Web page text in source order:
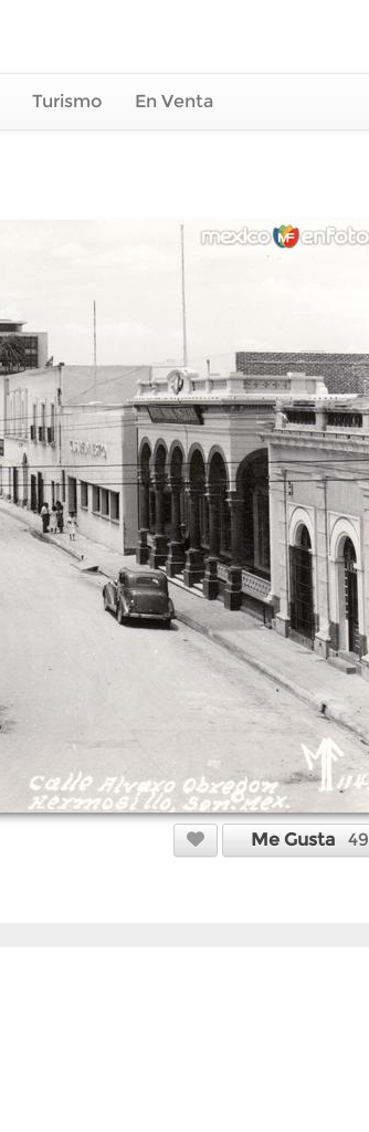
Turismo En Venta
Me Gusta 49